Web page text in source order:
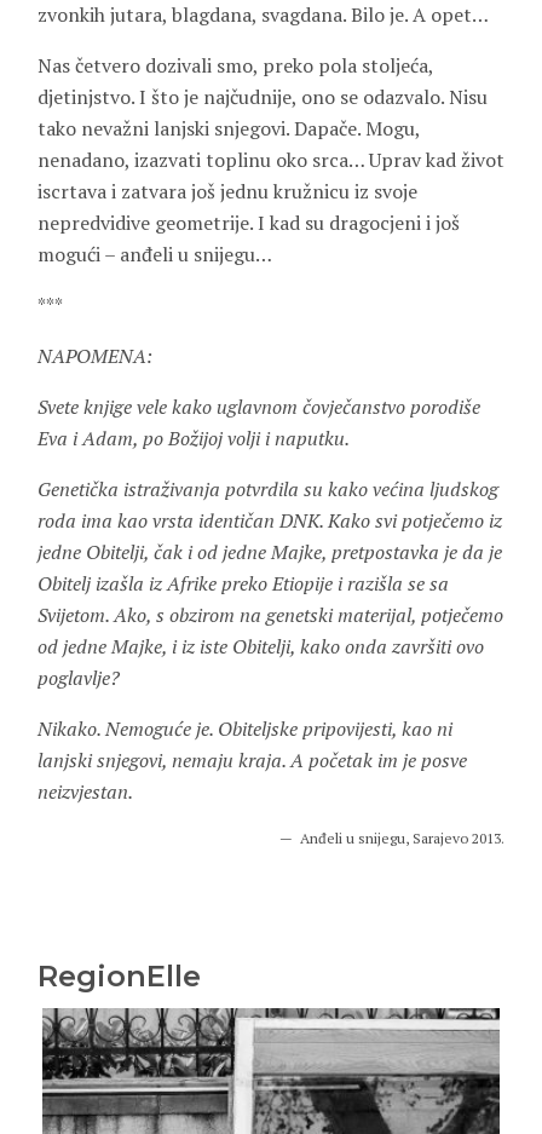
zvonkih jutara, blagdana, svagdana. Bilo je. A opet…
Nas četvero dozivali smo, preko pola stoljeća,
djetinjstvo. I što je najčudnije, ono se odazvalo. Nisu
tako nevažni lanjski snjegovi. Dapače. Mogu,
nenadano, izazvati toplinu oko srca… Uprav kad život
iscrtava i zatvara još jednu kružnicu iz svoje
nepredvidive geometrije. I kad su dragocjeni i još
mogući – anđeli u snijegu…
***
NAPOMENA:
Svete knjige vele kako uglavnom čovječanstvo porodiše
Eva i Adam, po Božijoj volji i naputku.
Genetička istraživanja potvrdila su kako većina ljudskog
roda ima kao vrsta identičan DNK. Kako svi potječemo iz
jedne Obitelji, čak i od jedne Majke, pretpostavka je da je
Obitelj izašla iz Afrike preko Etiopije i razišla se sa
Svijetom. Ako, s obzirom na genetski materijal, potječemo
od jedne Majke, i iz iste Obitelji, kako onda završiti ovo
poglavlje?
Nikako. Nemoguće je. Obiteljske pripovijesti, kao ni
lanjski snjegovi, nemaju kraja. A početak im je posve
neizvjestan.
Anđeli u snijegu, Sarajevo 2013.
RegionElle